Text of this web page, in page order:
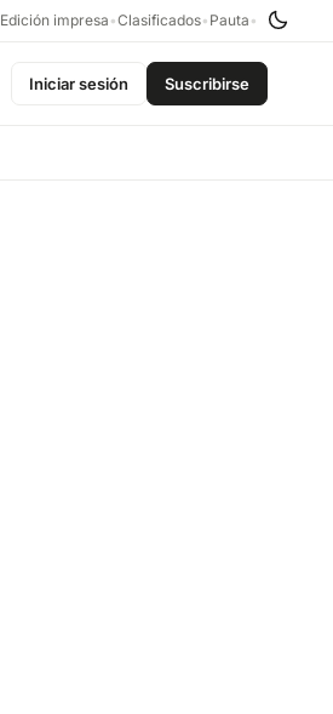
Edición impresa •Clasificados• Pauta •
Iniciar sesión Suscribirse